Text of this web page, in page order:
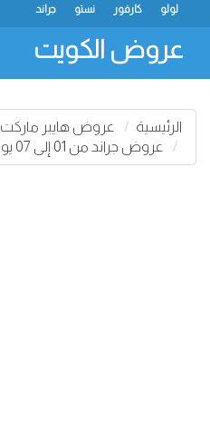
جراند نستو كارفور لولو
عروض الكويت
الرئيسية عروض هايبر ماركت
عروض جراند من 01 إلى 07 يونيو 2026